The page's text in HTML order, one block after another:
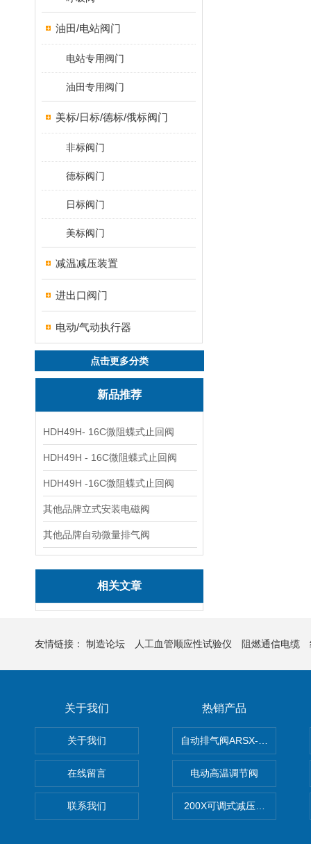
油田/电站阀门
电站专用阀门
油田专用阀门
美标/日标/德标/俄标阀门
非标阀门
德标阀门
日标阀门
美标阀门
减温减压装置
进出口阀门
电动/气动执行器
点击更多分类
新品推荐
HDH49H- 16C微阻蝶式止回阀
HDH49H - 16C微阻蝶式止回阀
HDH49H -16C微阻蝶式止回阀
其他品牌立式安装电磁阀
其他品牌自动微量排气阀
相关文章
友情链接： 制造论坛 人工血管顺应性试验仪 阻燃通信电缆
关于我们
关于我们
在线留言
联系我们
热销产品
自动排气阀ARSX-0015/
电动高温调节阀
200X可调式减压阀（减压稳